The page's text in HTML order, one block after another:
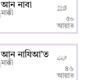
আন নাবা
মাক্কী
৫০
আয়াত
আন নাযিআ’ত
মাক্কী
৪৬
আয়াত